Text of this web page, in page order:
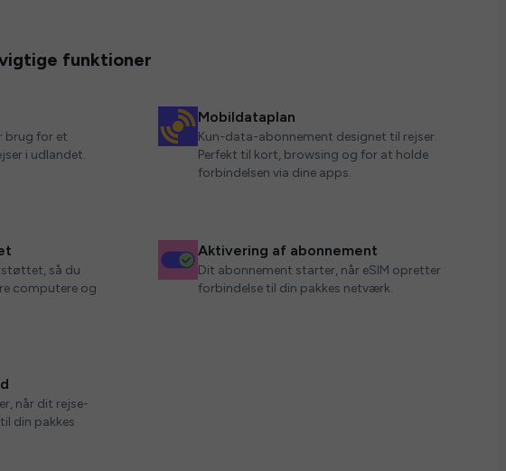
funktioner
brug for et
i udlandet.
Mobildataplan
Kun-data-abonnement designet til rejser.
Perfekt til kort, browsing og for at holde
forbindelsen via dine apps.
så du
computere og
Aktivering af abonnement
Dit abonnement starter, når eSIM opretter
forbindelse til din pakkes netværk.
når dit rejse-
din pakkes